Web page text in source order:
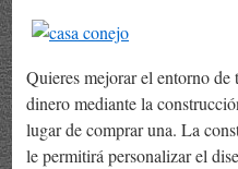
Quieres mejorar el entorno
dinero mediante la
lugar de comprar una. La
le permitirá personalizar el